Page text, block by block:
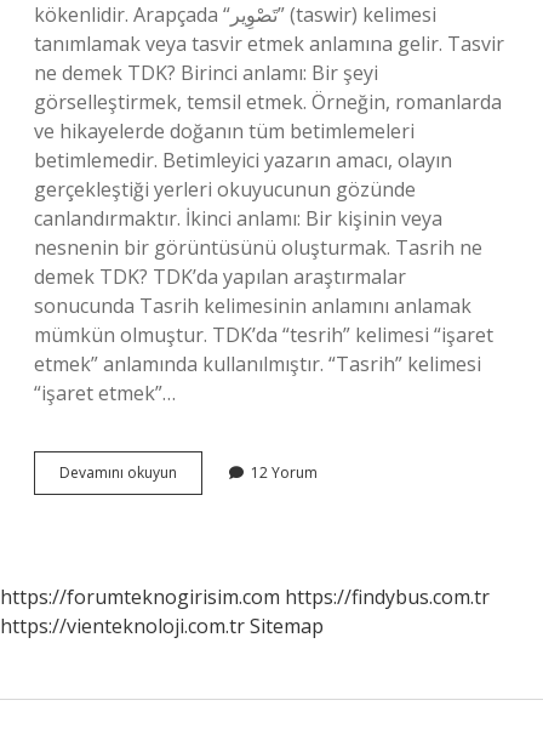
kökenlidir. Arapçada “تَصْوِير” (taswir) kelimesi
tanımlamak veya tasvir etmek anlamına gelir. Tasvir
ne demek TDK? Birinci anlamı: Bir şeyi
görselleştirmek, temsil etmek. Örneğin, romanlarda
ve hikayelerde doğanın tüm betimlemeleri
betimlemedir. Betimleyici yazarın amacı, olayın
gerçekleştiği yerleri okuyucunun gözünde
canlandırmaktır. İkinci anlamı: Bir kişinin veya
nesnenin bir görüntüsünü oluşturmak. Tasrih ne
demek TDK? TDK’da yapılan araştırmalar
sonucunda Tasrih kelimesinin anlamını anlamak
mümkün olmuştur. TDK’da “tesrih” kelimesi “işaret
etmek” anlamında kullanılmıştır. “Tasrih” kelimesi
“işaret etmek”…
Devamını okuyun
Ne
12 Yorum
https://forumteknogirisim.com https://findybus.com.tr
https://vienteknoloji.com.trSitemap